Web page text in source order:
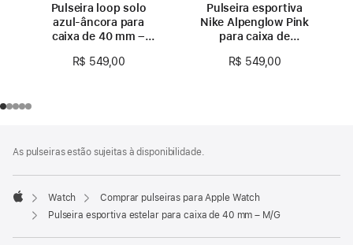
Pulseira loop solo
azul-âncora para
caixa de 40 mm –
R$ 549,00
Pulseira esportiva
Nike Alpenglow Pink
para caixa de
R$ 549,00
de
rodapé
As pulseiras estão sujeitas à disponibilidade.
Apple
Watch
Comprar pulseiras para Apple Watch
Pulseira esportiva estelar para caixa de 40 mm – M/G